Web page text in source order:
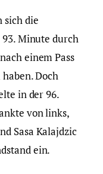
sich die
Minute durch
einem Pass
Doch
in der 96.
von links,
Sasa Kalajdzic
ein.